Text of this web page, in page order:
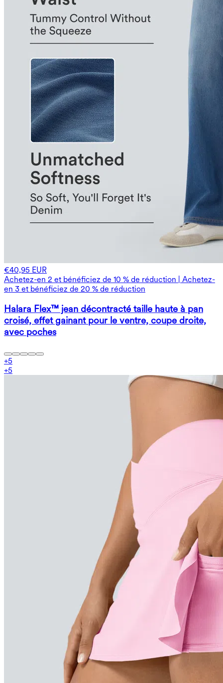
€40,95 EUR
Achetez-en 2 et bénéficiez de 10 % de réduction | Achetez-
en 3 et bénéficiez de 20 % de réduction
Halara Flex™ jean décontracté taille haute à pan
croisé, effet gainant pour le ventre, coupe droite,
avec poches
+5
+5